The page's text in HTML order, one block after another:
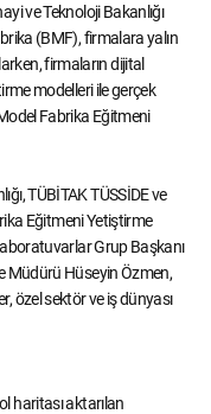
ve Teknoloji Bakanlığı
(BMF), firmalara yalın
firmaların dijital
modelleri ile gerçek
Fabrika Eğitmeni
TÜBİTAK TÜSSİDE ve
Eğitmeni Yetiştirme
Grup Başkanı
Müdürü Hüseyin Özmen,
özel sektör ve iş dünyası
haritası aktarılan